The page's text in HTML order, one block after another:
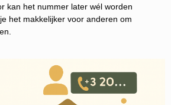
kan het nummer later wél worden
het makkelijker voor anderen om